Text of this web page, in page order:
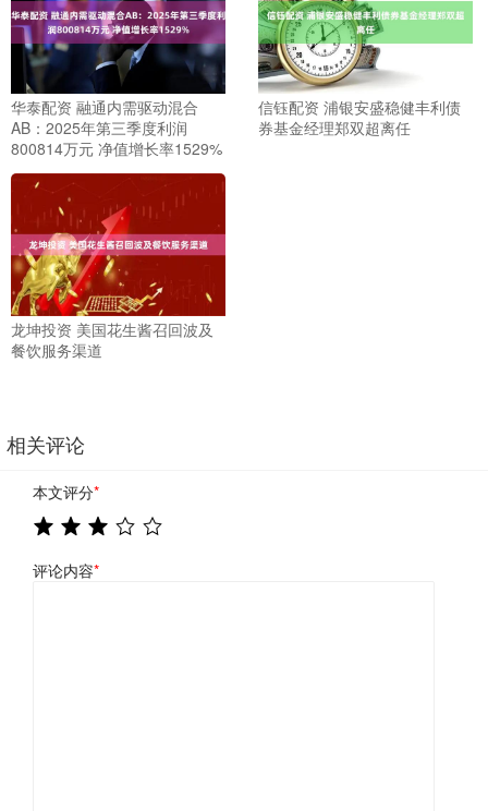
华泰配资 融通内需驱动混合
AB：2025年第三季度利润
800814万元 净值增长率1529%
信钰配资 浦银安盛稳健丰利债
券基金经理郑双超离任
龙坤投资 美国花生酱召回波及
餐饮服务渠道
相关评论
本文评分*
评论内容*